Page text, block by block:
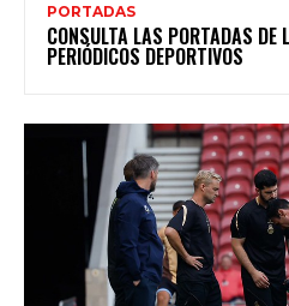
PORTADAS
CONSULTA LAS PORTADAS DE
PERIÓDICOS DEPORTIVOS